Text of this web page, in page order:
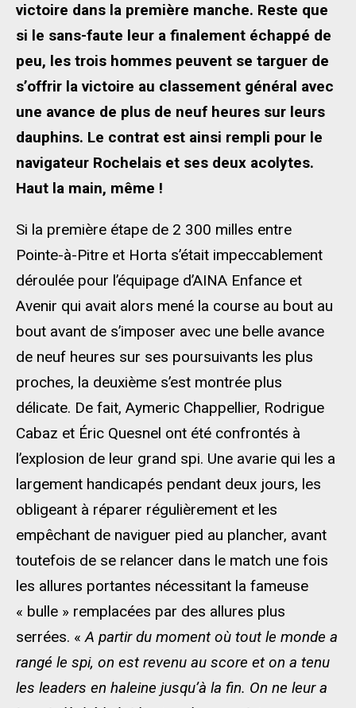
victoire dans la première manche. Reste que
si le sans-faute leur a finalement échappé de
peu, les trois hommes peuvent se targuer de
s’offrir la victoire au classement général avec
une avance de plus de neuf heures sur leurs
dauphins. Le contrat est ainsi rempli pour le
navigateur Rochelais et ses deux acolytes.
Haut la main, même !
Si la première étape de 2 300 milles entre
Pointe-à-Pitre et Horta s’était impeccablement
déroulée pour l’équipage d’AINA Enfance et
Avenir qui avait alors mené la course au bout au
bout avant de s’imposer avec une belle avance
de neuf heures sur ses poursuivants les plus
proches, la deuxième s’est montrée plus
délicate. De fait, Aymeric Chappellier, Rodrigue
Cabaz et Éric Quesnel ont été confrontés à
l’explosion de leur grand spi. Une avarie qui les a
largement handicapés pendant deux jours, les
obligeant à réparer régulièrement et les
empêchant de naviguer pied au plancher, avant
toutefois de se relancer dans le match une fois
les allures portantes nécessitant la fameuse
« bulle » remplacées par des allures plus
serrées. «A partir du moment où tout le monde a
rangé le spi, on est revenu au score et on a tenu
les leaders en haleine jusqu’à la fin. On ne leur a